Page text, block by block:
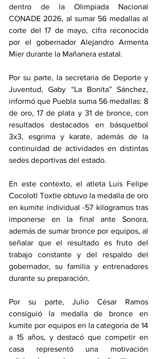
dentro de la Olimpiada Nacional
CONADE 2026, al sumar 56 medallas al
corte del 17 de mayo, cifra reconocida
por el gobernador Alejandro Armenta
Mier durante la Mañanera estatal.
Por su parte, la secretaria de Deporte y
Juventud, Gaby “La Bonita” Sánchez,
informó que Puebla suma 56 medallas: 8
de oro, 17 de plata y 31 de bronce, con
resultados destacados en básquetbol
3x3, esgrima y karate, además de la
continuidad de actividades en distintas
sedes deportivas del estado.
En este contexto, el atleta Luis Felipe
Cocolotl Toxtle obtuvo la medalla de oro
en kumite individual -57 kilogramos tras
imponerse en la final ante Sonora,
además de sumar bronce por equipos, al
señalar que el resultado es fruto del
trabajo constante y del respaldo del
gobernador, su familia y entrenadores
durante su preparación.
Por su parte, Julio César Ramos
consiguió la medalla de bronce en
kumite por equipos en la categoría de 14
a 15 años, y destacó que competir en
casa representó una motivación